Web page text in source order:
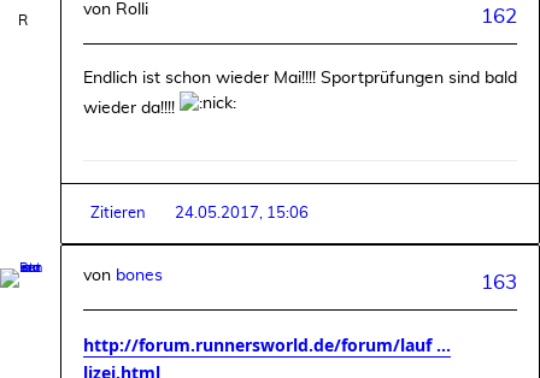
162
von Rolli
Endlich ist schon wieder Mai!!!! Sportprüfungen sind bald
wieder da!!!!
Zitieren 24.05.2017, 15:06
163
von bones
http://forum.runnersworld.de/forum/lauf ...
lizei.html